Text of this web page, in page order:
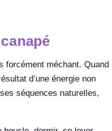
forcément méchant. Quand
d’une énergie non
séquences naturelles,